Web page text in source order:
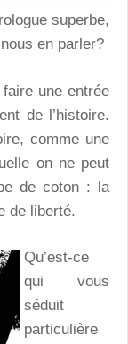
superbe,
en parler?
une entrée
de l’histoire.
comme une
on ne peut
de coton : la
de liberté.
Qu’est-ce
qui vous
séduit
particulière